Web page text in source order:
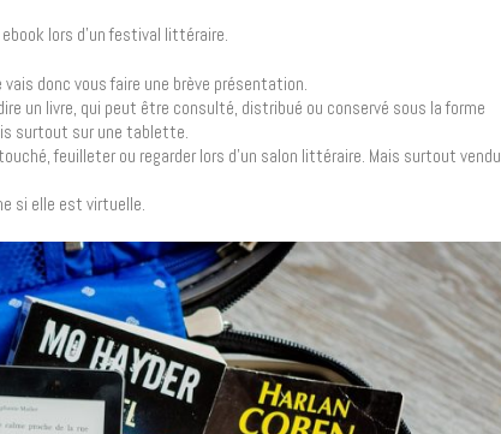
lors d’un festival littéraire.
donc vous faire une brève présentation.
un livre, qui peut être consulté, distribué ou conservé sous la forme
surtout sur une tablette.
feuilleter ou regarder lors d’un salon littéraire. Mais surtout vendu
si elle est virtuelle.